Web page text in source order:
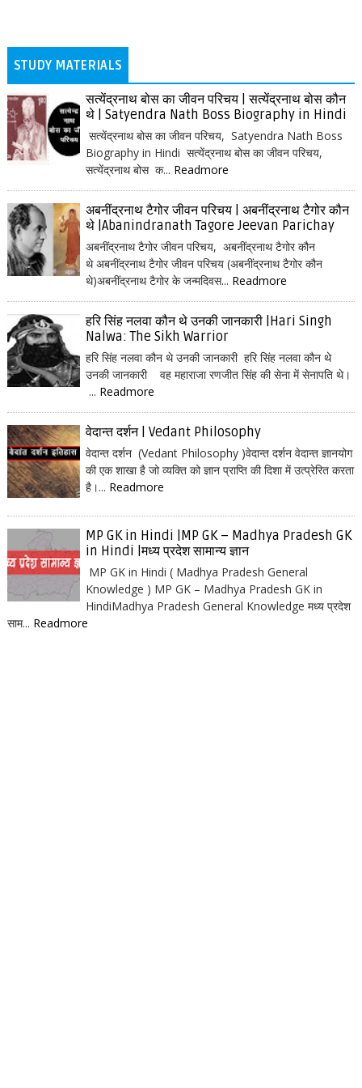
STUDY MATERIALS
सत्येंद्रनाथ बोस का जीवन परिचय | सत्येंद्रनाथ बोस कौन
थे | Satyendra Nath Boss Biography in Hindi
सत्येंद्रनाथ बोस का जीवन परिचय, Satyendra Nath Boss
Biography in Hindi सत्येंद्रनाथ बोस का जीवन परिचय,
सत्येंद्रनाथ बोस क... Readmore
अबनींद्रनाथ टैगोर जीवन परिचय | अबनींद्रनाथ टैगोर कौन
थे |Abanindranath Tagore Jeevan Parichay
अबनींद्रनाथ टैगोर जीवन परिचय, अबनींद्रनाथ टैगोर कौन
थे अबनींद्रनाथ टैगोर जीवन परिचय (अबनींद्रनाथ टैगोर कौन
थे)अबनींद्रनाथ टैगोर के जन्मदिवस... Readmore
हरि सिंह नलवा कौन थे उनकी जानकारी |Hari Singh
Nalwa: The Sikh Warrior
हरि सिंह नलवा कौन थे उनकी जानकारी हरि सिंह नलवा कौन थे
उनकी जानकारी वह महाराजा रणजीत सिंह की सेना में सेनापति थे।
... Readmore
वेदान्त दर्शन | Vedant Philosophy
वेदान्त दर्शन (Vedant Philosophy )वेदान्त दर्शन वेदान्त ज्ञानयोग
की एक शाखा है जो व्यक्ति को ज्ञान प्राप्ति की दिशा में उत्प्रेरित करता
है।... Readmore
MP GK in Hindi |MP GK – Madhya Pradesh GK
in Hindi |मध्य प्रदेश सामान्य ज्ञान
MP GK in Hindi ( Madhya Pradesh General
Knowledge ) MP GK – Madhya Pradesh GK in
HindiMadhya Pradesh General Knowledge मध्य प्रदेश
साम... Readmore